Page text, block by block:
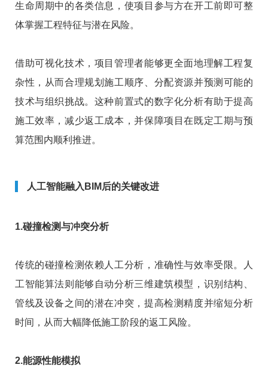
生命周期中的各类信息，使项目参与方在开工前即可整
体掌握工程特征与潜在风险。
借助可视化技术，项目管理者能够更全面地理解工程复
杂性，从而合理规划施工顺序、分配资源并预测可能的
技术与组织挑战。这种前置式的数字化分析有助于提高
施工效率，减少返工成本，并保障项目在既定工期与预
算范围内顺利推进。
人工智能融入BIM后的关键改进
1.碰撞检测与冲突分析
传统的碰撞检测依赖人工分析，准确性与效率受限。人
工智能算法则能够自动分析三维建筑模型，识别结构、
管线及设备之间的潜在冲突，提高检测精度并缩短分析
时间，从而大幅降低施工阶段的返工风险。
2.能源性能模拟